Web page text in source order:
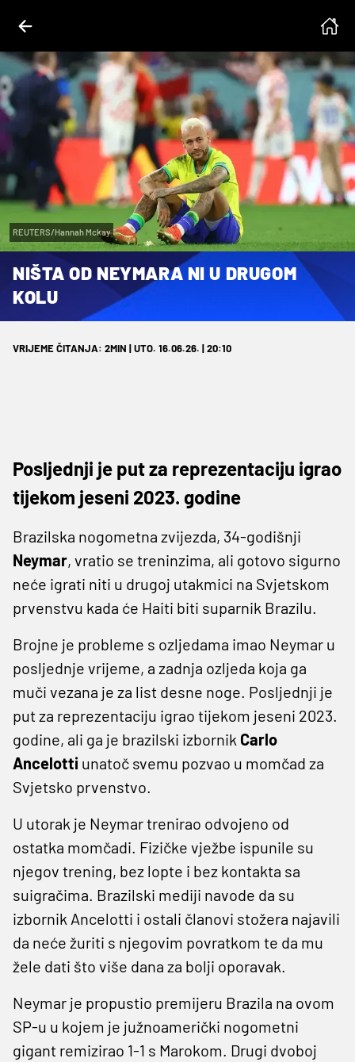
REUTERS/Hannah Mckay
NIŠTA OD NEYMARA NI U DRUGOM
KOLU
VRIJEME ČITANJA: 2MIN | UTO. 16.06.26. | 20:10
Posljednji je put za reprezentaciju igrao
tijekom jeseni 2023. godine
Brazilska nogometna zvijezda, 34-godišnji
Neymar, vratio se treninzima, ali gotovo sigurno
neće igrati niti u drugoj utakmici na Svjetskom
prvenstvu kada će Haiti biti suparnik Brazilu.
Brojne je probleme s ozljedama imao Neymar u
posljednje vrijeme, a zadnja ozljeda koja ga
muči vezana je za list desne noge. Posljednji je
put za reprezentaciju igrao tijekom jeseni 2023.
godine, ali ga je brazilski izbornik Carlo
Ancelotti unatoč svemu pozvao u momčad za
Svjetsko prvenstvo.
U utorak je Neymar trenirao odvojeno od
ostatka momčadi. Fizičke vježbe ispunile su
njegov trening, bez lopte i bez kontakta sa
suigračima. Brazilski mediji navode da su
izbornik Ancelotti i ostali članovi stožera najavili
da neće žuriti s njegovim povratkom te da mu
žele dati što više dana za bolji oporavak.
Neymar je propustio premijeru Brazila na ovom
SP-u u kojem je južnoamerički nogometni
gigant remizirao 1-1 s Marokom. Drugi dvoboj